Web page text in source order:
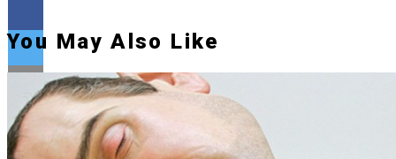
Flipboard
You May Also Like